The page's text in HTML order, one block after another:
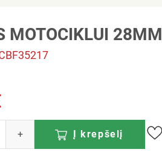
MOTOCIKLUI 28MM
+ Į krepšelį